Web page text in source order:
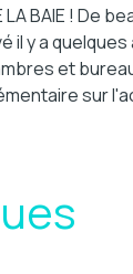
DE LA BAIE !
il y a
et
sur